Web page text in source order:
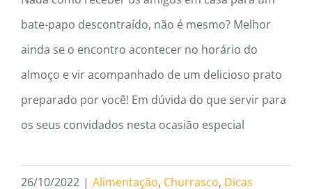
bate-papo descontraído, não é mesmo? Melhor
ainda se o encontro acontecer no horário do
almoço e vir acompanhado de um delicioso prato
preparado por você! Em dúvida do que servir para
os seus convidados nesta ocasião especial
26/10/2022 | Alimentação, Churrasco, Dicas